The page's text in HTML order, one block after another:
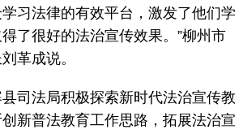
习法律的有效平台，激发了他们学
了很好的法治宣传效果。”柳州市
革成说。
法局积极探索新时代法治宣传教
新普法教育工作思路，拓展法治宣